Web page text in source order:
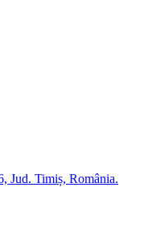
Jud. Timiș, România.